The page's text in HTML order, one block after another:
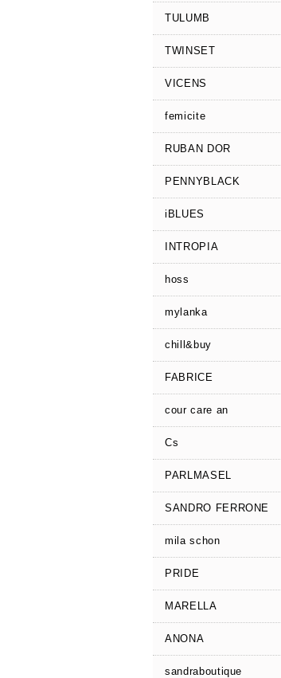
TULUMB
TWINSET
VICENS
femicite
RUBAN DOR
PENNYBLACK
iBLUES
INTROPIA
hoss
mylanka
chill&buy
FABRICE
cour care an
Cs
PARLMASEL
SANDRO FERRONE
mila schon
PRIDE
MARELLA
ANONA
sandraboutique